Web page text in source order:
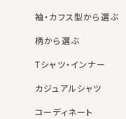
袖・カフス型から選ぶ
柄から選ぶ
Tシャツ・インナー
カジュアルシャツ
コーディネート